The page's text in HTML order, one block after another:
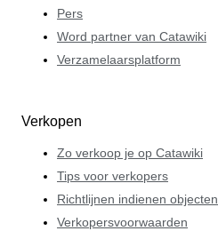
Pers
Word partner van Catawiki
Verzamelaarsplatform
Verkopen
Zo verkoop je op Catawiki
Tips voor verkopers
Richtlijnen indienen objecten
Verkopersvoorwaarden